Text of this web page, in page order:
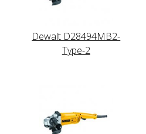
Dewalt D28494MB2-
Type-2